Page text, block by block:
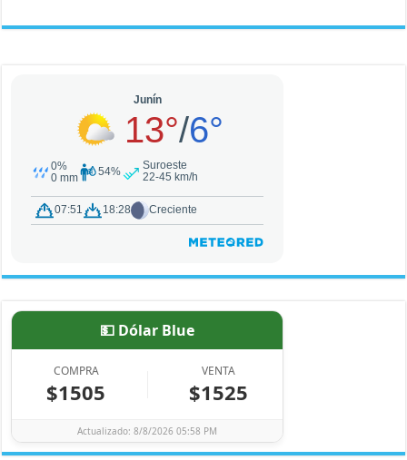
💵 Dólar Blue
COMPRA
$1505
VENTA
$1525
Actualizado: 8/8/2026 05:58 PM